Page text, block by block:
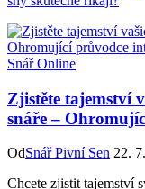
Snář Online
Zjistěte tajemství
snáře –
OdSnář Pivní Sen 22.
Chcete zjistit tajemství